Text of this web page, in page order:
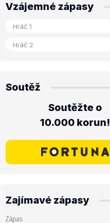
Vzájemné zápasy
Soutěž
Soutěžte o
10.000 korun!
Zajímavé zápasy
Zápas